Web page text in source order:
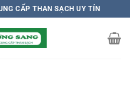
CẤP THAN SẠCH UY TÍN